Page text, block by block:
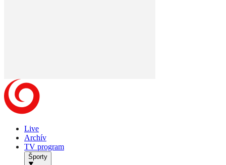
Live
Archív
TV program
Športy